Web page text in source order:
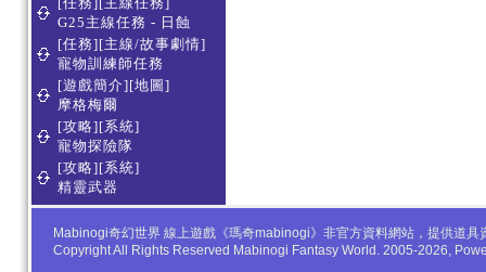
G25主線任務 - 日蝕
[任務][主線/故事劇情]
寵物訓練師任務
[遊戲簡介][地圖]
摩格梅爾
[攻略][系統]
寵物探險隊
[攻略][系統]
精靈武器
Mabinogi奇幻世界 線上遊戲《瑪奇mabinogi》非官方資料網站，提供道
Copyright All Rights Reserved Mabinogi Fantasy World. 2005-2026,